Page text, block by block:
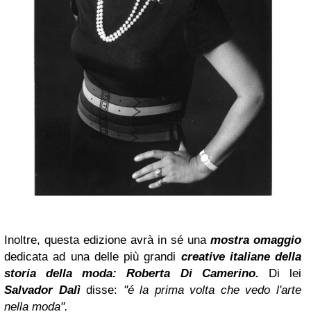
Inoltre, questa edizione avrà in sé una mostra omaggio
dedicata ad una delle più grandi creative italiane della
storia della moda: Roberta Di Camerino.
Di lei
SalvadorDalìdisse: "é la prima volta che vedo l'arte
nella moda".